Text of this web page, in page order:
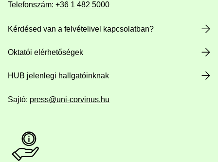
Telefonszám: +36 1 482 5000
Kérdésed van a felvételivel kapcsolatban?
Oktatói elérhetőségek
HUB jelenlegi hallgatóinknak
Sajtó: press@uni-corvinus.hu